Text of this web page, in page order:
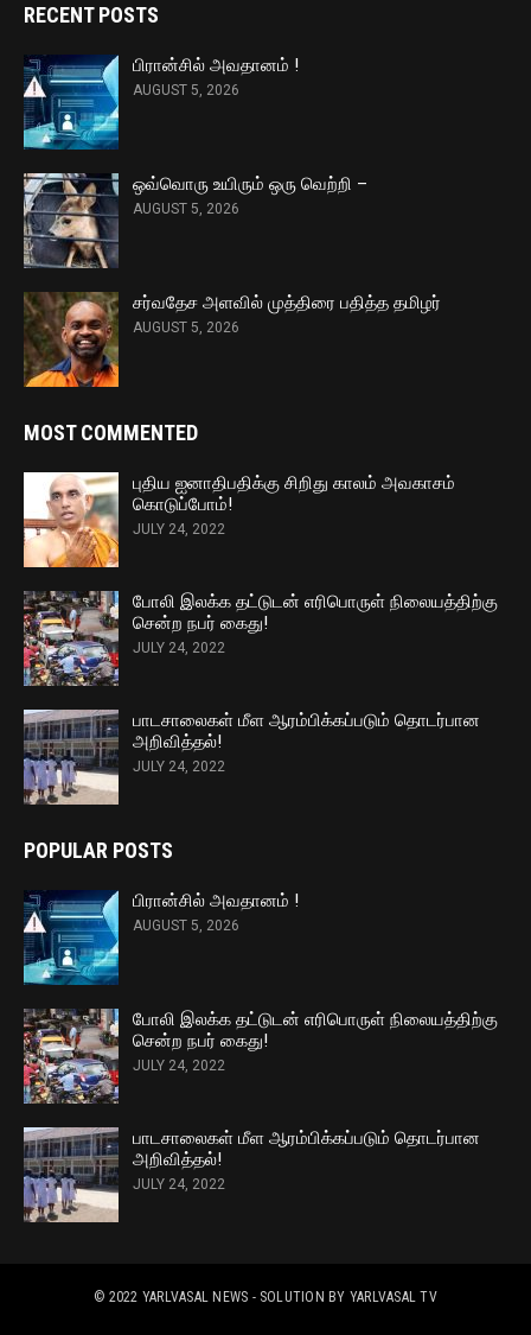
RECENT POSTS
பிரான்சில் அவதானம் !
AUGUST 5, 2026
ஒவ்வொரு உயிரும் ஒரு வெற்றி –
AUGUST 5, 2026
சர்வதேச அளவில் முத்திரை பதித்த தமிழர்
AUGUST 5, 2026
MOST COMMENTED
புதிய ஐனாதிபதிக்கு சிறிது காலம் அவகாசம்
கொடுப்போம்!
JULY 24, 2022
போலி இலக்க தட்டுடன் எரிபொருள் நிலையத்திற்கு
சென்ற நபர் கைது!
JULY 24, 2022
பாடசாலைகள் மீள ஆரம்பிக்கப்படும் தொடர்பான
அறிவித்தல்!
JULY 24, 2022
POPULAR POSTS
பிரான்சில் அவதானம் !
AUGUST 5, 2026
போலி இலக்க தட்டுடன் எரிபொருள் நிலையத்திற்கு
சென்ற நபர் கைது!
JULY 24, 2022
பாடசாலைகள் மீள ஆரம்பிக்கப்படும் தொடர்பான
அறிவித்தல்!
JULY 24, 2022
© 2022 YARLVASAL NEWS - SOLUTION BY YARLVASAL TV